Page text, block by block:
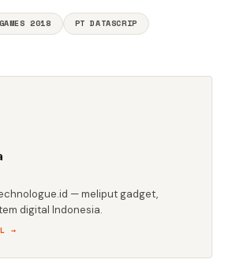
2018
PT DATASCRIP
— meliput gadget,
digital Indonesia.
→